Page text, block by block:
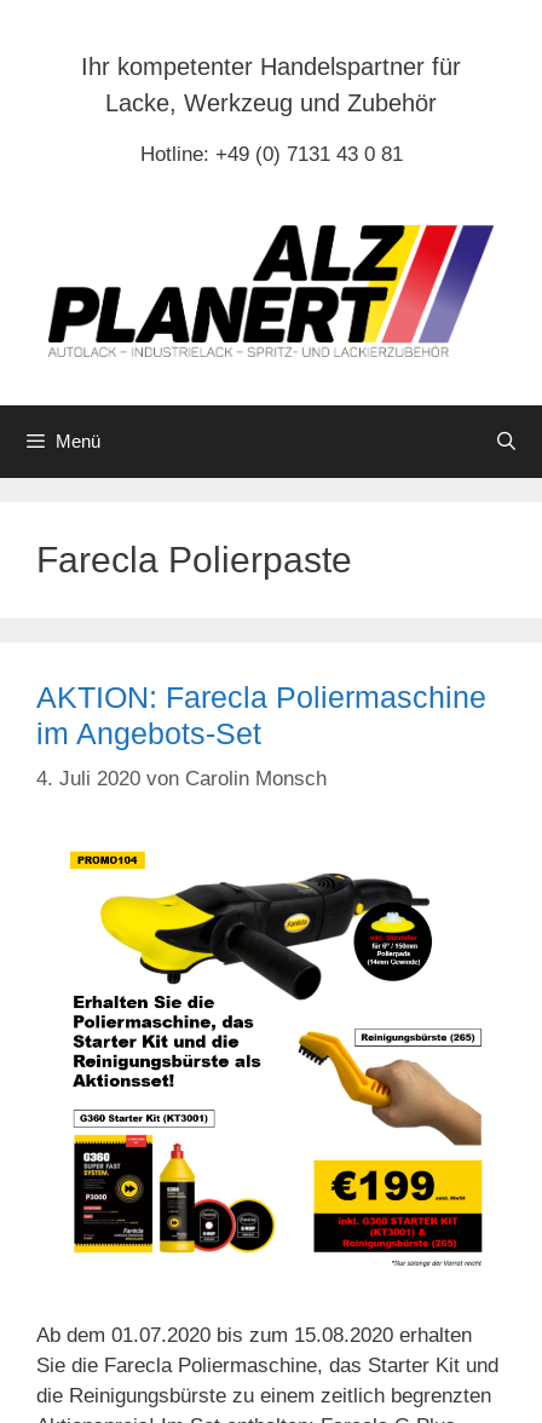
Ihr kompetenter Handelspartner für
Lacke, Werkzeug und Zubehör
Hotline: +49 (0) 7131 43 0 81
Menü
Farecla Polierpaste
AKTION: Farecla Poliermaschine
im Angebots-Set
4. Juli 2020 von Carolin Monsch
Ab dem 01.07.2020 bis zum 15.08.2020 erhalten
Sie die Farecla Poliermaschine, das Starter Kit und
die Reinigungsbürste zu einem zeitlich begrenzten